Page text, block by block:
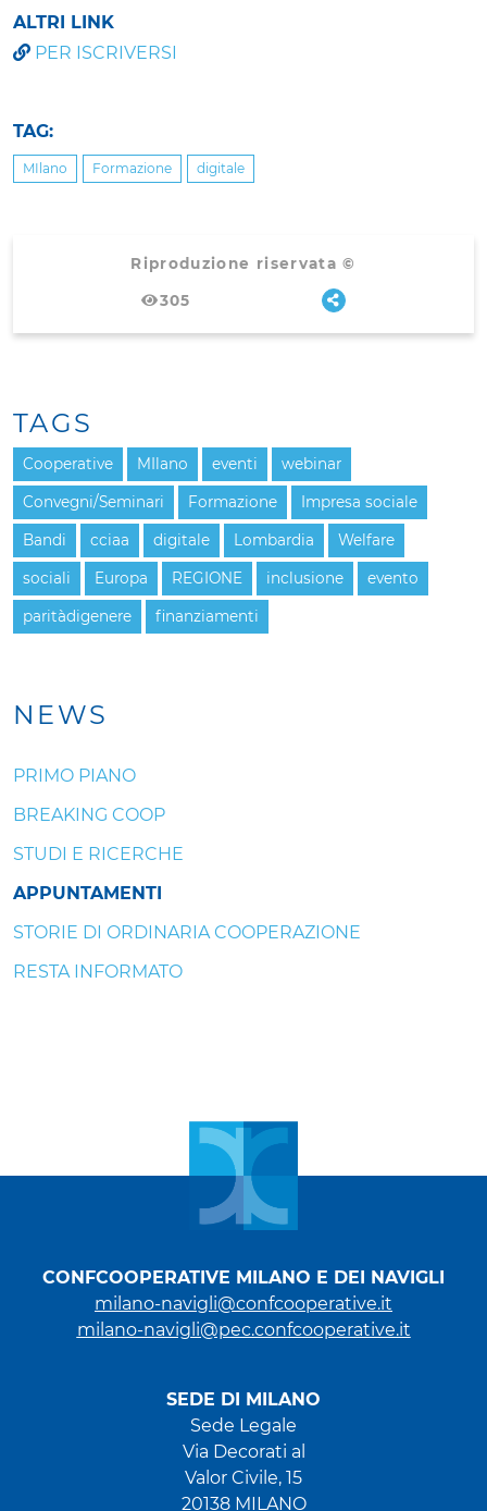
ALTRI LINK
PER ISCRIVERSI
TAG:
MIlano Formazione digitale
Riproduzione riservata ©
305
NEWS
PRIMO PIANO
BREAKING COOP
STUDI E RICERCHE
APPUNTAMENTI
STORIE DI ORDINARIA COOPERAZIONE
RESTA INFORMATO
TAGS
Cooperative MIlano eventi webinar
Convegni/Seminari Formazione Impresa sociale
Bandi cciaa digitale Lombardia Welfare
sociali Europa REGIONE inclusione evento
paritàdigenere finanziamenti
CONFCOOPERATIVE MILANO E DEI NAVIGLI
milano-navigli@confcooperative.it
milano-navigli@pec.confcooperative.it
SEDE DI MILANO
Sede Legale
Via Decorati al
Valor Civile, 15
20138 MILANO